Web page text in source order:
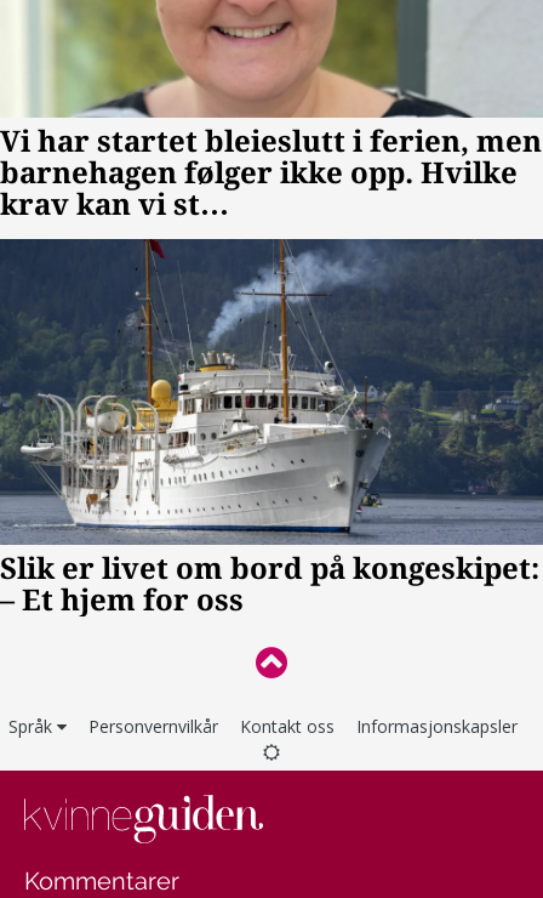
Språk Personvernvilkår Kontakt oss Informasjonskapsler
Kommentarer